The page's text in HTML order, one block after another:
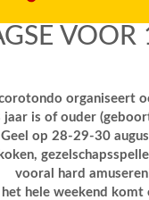
VOOR
organiseert
is of ouder
op 28-29-30
vooral hard
hele weekend komt